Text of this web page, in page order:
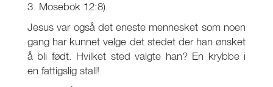
3. Mosebok 12:8).
Jesus var også det eneste mennesket som noen
gang har kunnet velge det stedet der han ønsket
å bli født. Hvilket sted valgte han? En krybbe i
en fattigslig stall!